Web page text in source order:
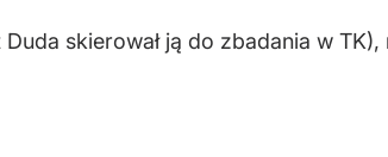
skierował ją do zbadania w TK),